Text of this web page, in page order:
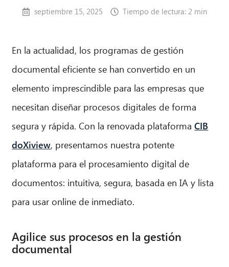
septiembre 15, 2025 Tiempo de lectura: 2 min
En la actualidad, los programas de gestión
documental eficiente se han convertido en un
elemento imprescindible para las empresas que
necesitan diseñar procesos digitales de forma
segura y rápida. Con la renovada plataformaCIB
doXiview, presentamos nuestra potente
plataforma para el procesamiento digital de
documentos: intuitiva, segura, basada en IA y lista
para usar online de inmediato.
Agilice sus procesos en la gestión
documental